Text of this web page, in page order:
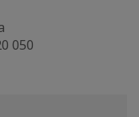
050